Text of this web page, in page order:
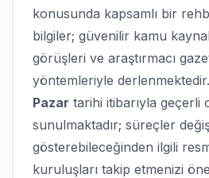
konusunda kapsamlı bir
bilgiler; güvenilir kamu
görüşleri ve araştırmacı
yöntemleriyle derlenmektedir.
Pazar tarihi itibarıyla geçerli
sunulmaktadır; süreçler
gösterebileceğinden ilgili
kuruluşları takip etmenizi